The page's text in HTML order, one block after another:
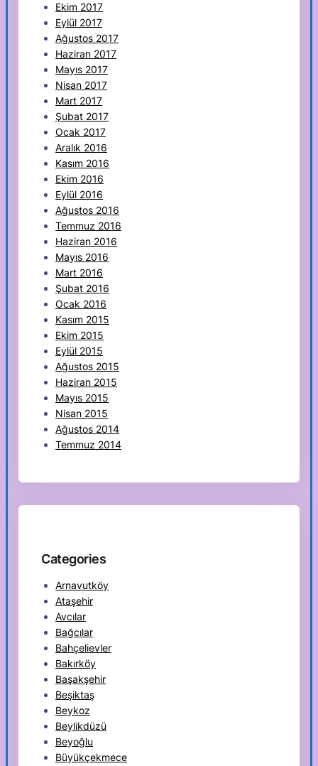
Ekim 2017
Eylül 2017
Ağustos 2017
Haziran 2017
Mayıs 2017
Nisan 2017
Mart 2017
Şubat 2017
Ocak 2017
Aralık 2016
Kasım 2016
Ekim 2016
Eylül 2016
Ağustos 2016
Temmuz 2016
Haziran 2016
Mayıs 2016
Mart 2016
Şubat 2016
Ocak 2016
Kasım 2015
Ekim 2015
Eylül 2015
Ağustos 2015
Haziran 2015
Mayıs 2015
Nisan 2015
Ağustos 2014
Temmuz 2014
Categories
Arnavutköy
Ataşehir
Avcılar
Bağcılar
Bahçelievler
Bakırköy
Başakşehir
Beşiktaş
Beykoz
Beylikdüzü
Beyoğlu
Büyükçekmece